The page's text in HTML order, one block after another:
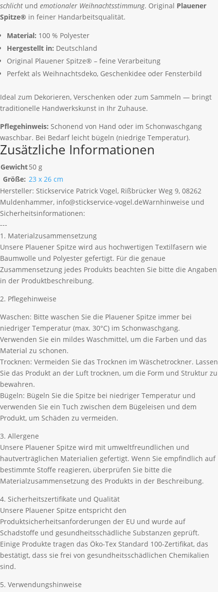
schlicht und emotionaler Weihnachtsstimmung. Original Plauener
Spitze® in feiner Handarbeitsqualität.
Material: 100 % Polyester
Hergestellt in: Deutschland
Original Plauener Spitze® – feine Verarbeitung
Perfekt als Weihnachtsdeko, Geschenkidee oder Fensterbild
Ideal zum Dekorieren, Verschenken oder zum Sammeln — bringt
traditionelle Handwerkskunst in Ihr Zuhause.
Pflegehinweis: Schonend von Hand oder im Schonwaschgang
waschbar. Bei Bedarf leicht bügeln (niedrige Temperatur).
Zusätzliche Informationen
Gewicht50 g
Größe: 23 x 26 cm
Hersteller: Stickservice Patrick Vogel, Rißbrücker Weg 9, 08262
Muldenhammer, info@stickservice-vogel.deWarnhinweise und
Sicherheitsinformationen:
---
1. Materialzusammensetzung
Unsere Plauener Spitze wird aus hochwertigen Textilfasern wie
Baumwolle und Polyester gefertigt. Für die genaue
Zusammensetzung jedes Produkts beachten Sie bitte die Angaben
in der Produktbeschreibung.
2. Pflegehinweise
Waschen: Bitte waschen Sie die Plauener Spitze immer bei
niedriger Temperatur (max. 30°C) im Schonwaschgang.
Verwenden Sie ein mildes Waschmittel, um die Farben und das
Material zu schonen.
Trocknen: Vermeiden Sie das Trocknen im Wäschetrockner. Lassen
Sie das Produkt an der Luft trocknen, um die Form und Struktur zu
bewahren.
Bügeln: Bügeln Sie die Spitze bei niedriger Temperatur und
verwenden Sie ein Tuch zwischen dem Bügeleisen und dem
Produkt, um Schäden zu vermeiden.
3. Allergene
Unsere Plauener Spitze wird mit umweltfreundlichen und
hautverträglichen Materialien gefertigt. Wenn Sie empfindlich auf
bestimmte Stoffe reagieren, überprüfen Sie bitte die
Materialzusammensetzung des Produkts in der Beschreibung.
4. Sicherheitszertifikate und Qualität
Unsere Plauener Spitze entspricht den
Produktsicherheitsanforderungen der EU und wurde auf
Schadstoffe und gesundheitsschädliche Substanzen geprüft.
Einige Produkte tragen das Öko-Tex Standard 100-Zertifikat, das
bestätigt, dass sie frei von gesundheitsschädlichen Chemikalien
sind.
5. Verwendungshinweise